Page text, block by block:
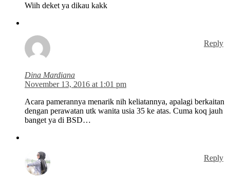
Wiih deket ya dikau kakk
Reply
Dina Mardiana
November 13, 2016 at 1:01 pm
Acara pamerannya menarik nih keliatannya, apalagi berkaitan
dengan perawatan utk wanita usia 35 ke atas. Cuma koq jauh
banget ya di BSD…
Reply